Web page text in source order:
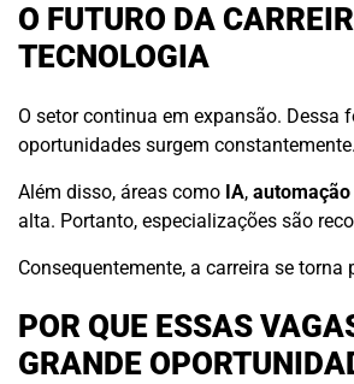
O FUTURO DA
TECNOLOGIA
O setor continua em expansão. Dessa
oportunidades surgem constantemente.
Além disso, áreas como IA, automação
alta. Portanto, especializações são
Consequentemente, a carreira se torna
POR QUE ESSAS
GRANDE